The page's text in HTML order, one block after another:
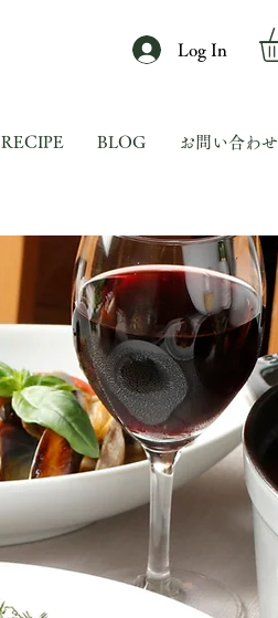
Log In
RECIPE BLOG お問い合わせ